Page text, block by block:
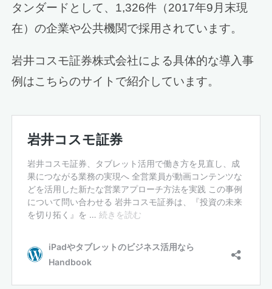
タンダードとして、1,326件（2017年9月末現
在）の企業や公共機関で採用されています。
岩井コスモ証券株式会社による具体的な導入事
例はこちらのサイトで紹介しています。